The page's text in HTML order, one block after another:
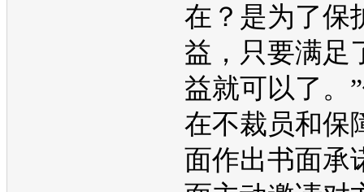
在？是为了保
益，只要满足
益就可以了。
在不裁员和保
面作出书面承